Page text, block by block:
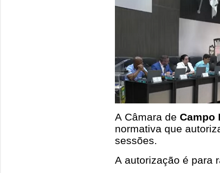
A Câmara de Campo
normativa que
sessões.
A autorização é para